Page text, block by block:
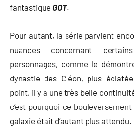
fantastique GOT.
Pour autant, la série parvient
nuances concernant
personnages, comme le
dynastie des Cléon, plus
point, il y a une très belle
c’est pourquoi ce
galaxie était d’autant plus attendu.